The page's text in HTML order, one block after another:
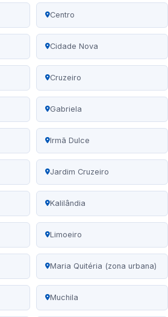
Centro
Cidade Nova
Cruzeiro
Gabriela
Irmã Dulce
Jardim Cruzeiro
Kalilândia
Limoeiro
Maria Quitéria (zona urbana)
Muchila